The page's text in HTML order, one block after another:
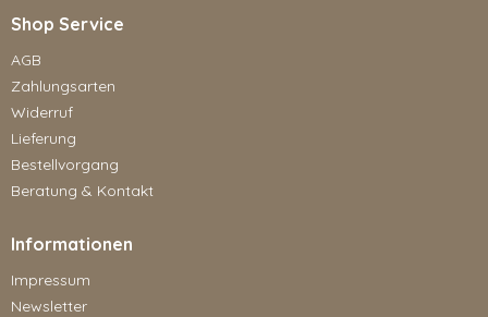
Shop Service
AGB
Zahlungsarten
Widerruf
Lieferung
Bestellvorgang
Beratung & Kontakt
Informationen
Impressum
Newsletter